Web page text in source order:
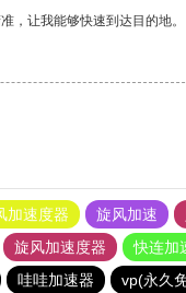
，让我能够快速到达目的地。
加速度器 旋风加速
旋风加速度器 快连加
哇哇加速器 vp(永久